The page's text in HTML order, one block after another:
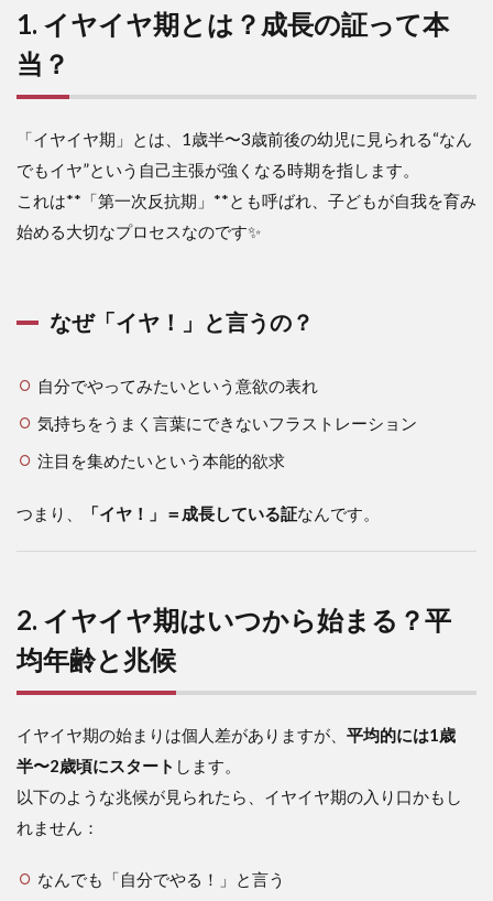
1. イヤイヤ期とは？成長の証って本
当？
「イヤイヤ期」とは、1歳半〜3歳前後の幼児に見られる“なん
でもイヤ”という自己主張が強くなる時期を指します。
これは**「第一次反抗期」**とも呼ばれ、子どもが自我を育み
始める大切なプロセスなのです✨
なぜ「イヤ！」と言うの？
自分でやってみたいという意欲の表れ
気持ちをうまく言葉にできないフラストレーション
注目を集めたいという本能的欲求
つまり、 「イヤ！」＝成長している証なんです。
2. イヤイヤ期はいつから始まる？平
均年齢と兆候
イヤイヤ期の始まりは個人差がありますが、 平均的には1歳
半〜2歳頃にスタート します。
以下のような兆候が見られたら、イヤイヤ期の入り口かもし
れません：
なんでも「自分でやる！」と言う